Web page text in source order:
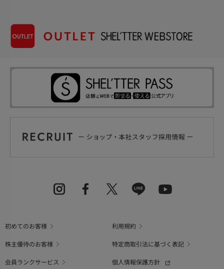
初めてのお客様
利用規約
株主優待のお客様
特定商取引法に基づく表記
会員ランクサービス
個人情報保護方針